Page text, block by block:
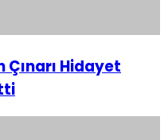
Hidayet